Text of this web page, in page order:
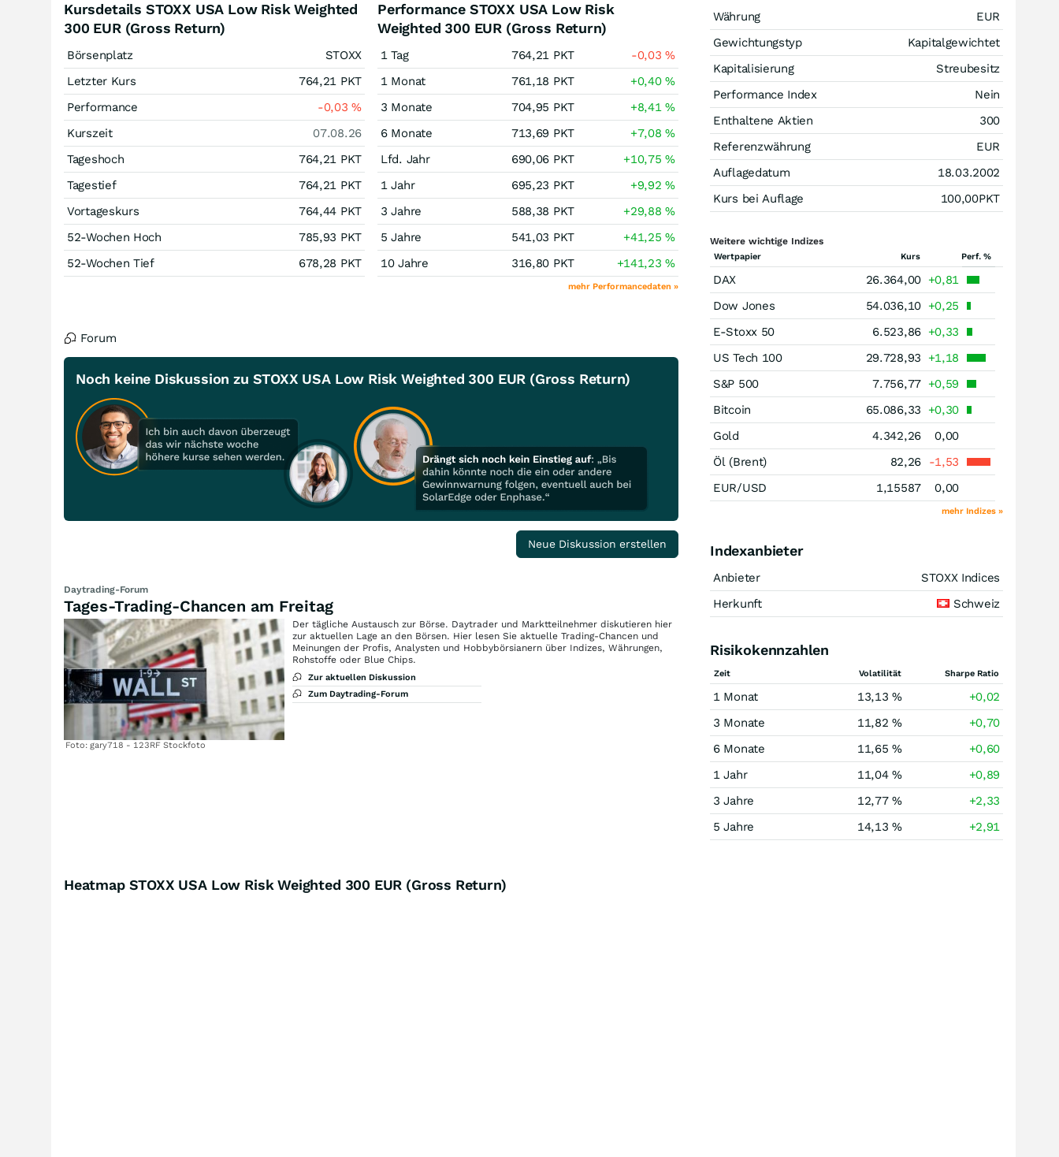
Kursdetails STOXX USA Low Risk Weighted
300 EUR (Gross Return)
Börsenplatz
STOXX
Letzter Kurs
764,21 PKT
Performance
-0,03%
Kurszeit
07.08.26
Tageshoch
764,21 PKT
Tagestief
764,21 PKT
Vortageskurs
764,44 PKT
52-Wochen Hoch
785,93 PKT
52-Wochen Tief
678,28 PKT
Performance STOXX USA Low Risk
Weighted 300 EUR (Gross Return)
1 Tag 764,21 PKT -0,03%
1 Monat
761,18 PKT +0,40%
3 Monate
704,95 PKT +8,41%
6 Monate
713,69 PKT +7,08%
Lfd. Jahr
690,06 PKT +10,75%
1 Jahr
695,23 PKT +9,92%
3 Jahre
588,38 PKT +29,88%
5 Jahre
541,03 PKT +41,25%
10 Jahre
316,80 PKT +141,23%
mehr Performancedaten »
Forum
Noch keine Diskussion zu STOXX USA Low Risk Weighted 300 EUR (Gross Return)
Neue Diskussion erstellen
Daytrading-Forum
Tages-Trading-Chancen am Freitag
Foto: gary718 - 123RF Stockfoto
Der tägliche Austausch zur Börse. Daytrader und Marktteilnehmer diskutieren hier
zur aktuellen Lage an den Börsen. Hier lesen Sie aktuelle Trading-Chancen und
Meinungen der Profis, Analysten und Hobbybörsianern über Indizes, Währungen,
Rohstoffe oder Blue Chips.
Zur aktuellen Diskussion
Zum Daytrading-Forum
Währung
EUR
Gewichtungstyp
Kapitalgewichtet
Kapitalisierung
Streubesitz
Performance Index
Nein
Enthaltene Aktien
300
Referenzwährung
EUR
Auflagedatum
18.03.2002
Kurs bei Auflage
100,00PKT
Weitere wichtige Indizes
Wertpapier Kurs Perf. %
DAX 26.364,00 +0,81
Dow Jones
54.036,10 +0,25
E-Stoxx 50
6.523,86 +0,33
US Tech 100
29.728,93
+1,18
S&P 500
7.756,77 +0,59
Bitcoin
65.086,33
+0,30
Gold
4.342,26
0,00
Öl (Brent)
82,26
-1,53
EUR/USD
1,15587 0,00
mehr Indizes »
Indexanbieter
Anbieter
STOXX Indices
Herkunft
Schweiz
Risikokennzahlen
Zeit Volatilität Sharpe Ratio
1 Monat 13,13 %
+0,02
3 Monate
11,82 %
+0,70
6 Monate
11,65 %
+0,60
1 Jahr
11,04 %
+0,89
3 Jahre
12,77 %
+2,33
5 Jahre
14,13 % +2,91
Heatmap STOXX USA Low Risk Weighted 300 EUR (Gross Return)